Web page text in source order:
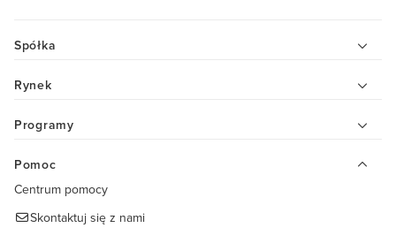
Spółka
Rynek
Programy
Pomoc
Centrum pomocy
Skontaktuj się z nami